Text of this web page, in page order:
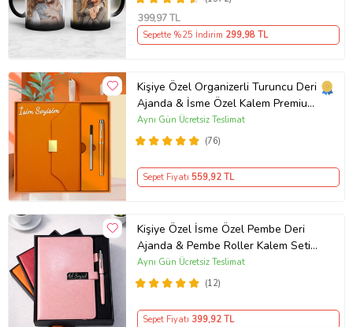
Arkadaşa Resimli Günü Yıl Dönümü
Hediyesi
399,97 TL
Sepette %25 İndirim 299,98 TL
Kişiye Özel Organizerli Turuncu Deri
Ajanda & İsme Özel Kalem Premium
Hediye Seti
(76)
Aynı Gün Ücretsiz Teslimat
Sepet Fiyatı 559,92 TL
Kişiye Özel İsme Özel Pembe Deri
Ajanda & Pembe Roller Kalem Seti
Premium Kutulu
(12)
Aynı Gün Ücretsiz Teslimat
Sepet Fiyatı 399,92 TL